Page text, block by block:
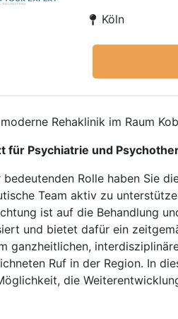
Köln
moderne Rehaklinik im Raum
für Psychiatrie und
bedeutenden Rolle haben Sie
Team aktiv zu
ist auf die Behandlung
und bietet dafür ein
ganzheitlichen,
Ruf in der Region. In
die